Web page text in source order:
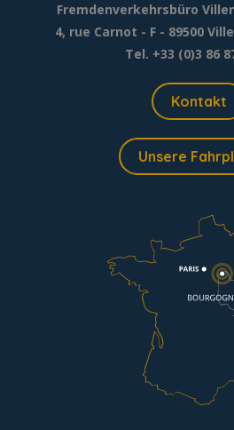
Fremdenverkehrsbüro
4, rue Carnot - F - 89500
Tel. +33 (0)3 86
Kontakt
Unsere